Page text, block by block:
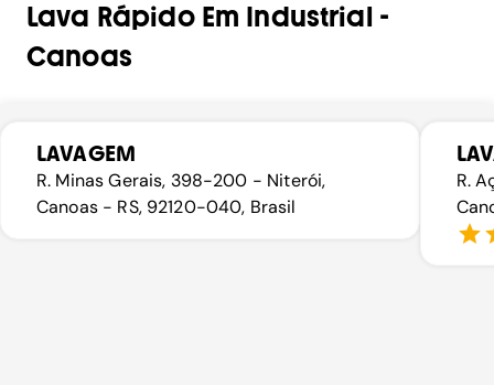
Lava RápidoEm Industrial-
Canoas
LAVAGEM
R. Minas Gerais, 398-200 - Niterói,
Canoas - RS, 92120-040, Brasil
R.